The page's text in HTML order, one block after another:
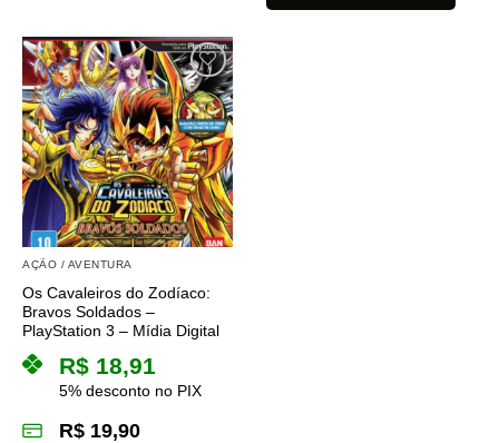
AÇÃO / AVENTURA
Os Cavaleiros do Zodíaco:
Bravos Soldados –
PlayStation 3 – Mídia Digital
R$ 18,91
5% desconto no PIX
R$ 19,90